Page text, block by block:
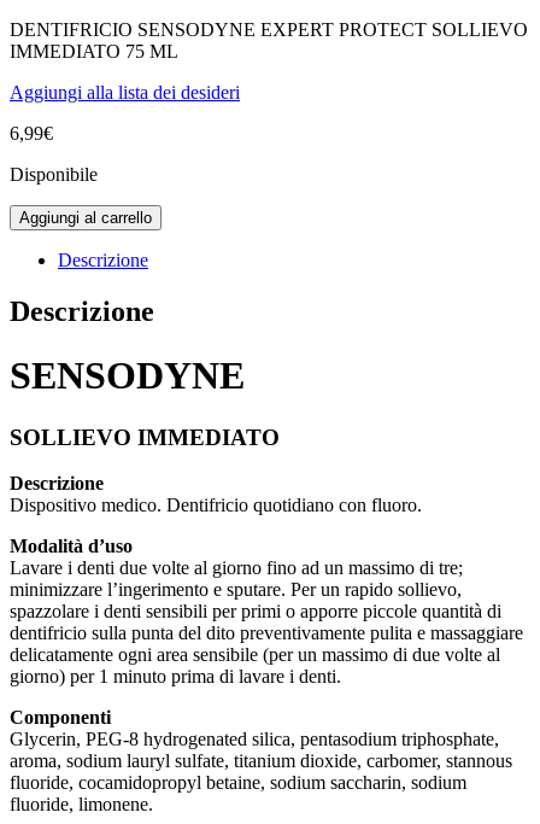
DENTIFRICIO SENSODYNE EXPERT PROTECT SOLLIEVO
IMMEDIATO 75 ML
Aggiungi alla lista dei desideri
6,99€
Disponibile
Aggiungi al carrello
Descrizione
Descrizione
SENSODYNE
SOLLIEVO IMMEDIATO
Descrizione
Dispositivo medico. Dentifricio quotidiano con fluoro.
Modalità d’uso
Lavare i denti due volte al giorno fino ad un massimo di tre;
minimizzare l’ingerimento e sputare. Per un rapido sollievo,
spazzolare i denti sensibili per primi o apporre piccole quantità di
dentifricio sulla punta del dito preventivamente pulita e massaggiare
delicatamente ogni area sensibile (per un massimo di due volte al
giorno) per 1 minuto prima di lavare i denti.
Componenti
Glycerin, PEG-8 hydrogenated silica, pentasodium triphosphate,
aroma, sodium lauryl sulfate, titanium dioxide, carbomer, stannous
fluoride, cocamidopropyl betaine, sodium saccharin, sodium
fluoride, limonene.